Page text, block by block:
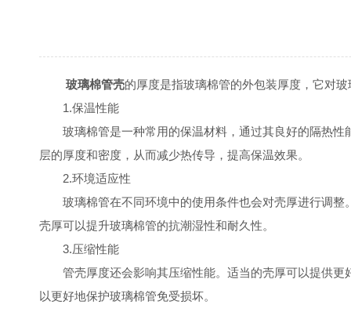
玻璃棉管壳的厚度是指玻璃棉管的外包装厚度，它对
1.保温性能
玻璃棉管是一种常用的保温材料，通过其良好的隔热性
层的厚度和密度，从而减少热传导，提高保温效果。
2.环境适应性
玻璃棉管在不同环境中的使用条件也会对壳厚进行调整
壳厚可以提升玻璃棉管的抗潮湿性和耐久性。
3.压缩性能
管壳厚度还会影响其压缩性能。适当的壳厚可以提供更
以更好地保护玻璃棉管免受损坏。